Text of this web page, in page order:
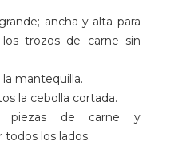
ancha y alta para
trozos de carne sin
mantequilla.
la cebolla cortada.
piezas de carne y
todos los lados.